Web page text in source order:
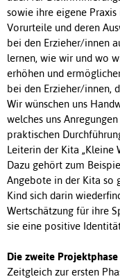
sowie ihre eigene
Vorurteile und deren
bei den Erzieher/innen
lernen, wie wir und wo
erhöhen und
bei den Erzieher/innen,
Wir wünschen uns
welches uns
praktischen
Leiterin der Kita „Kleine
Dazu gehört zum
Angebote in der Kita so
Kind sich darin
Wertschätzung für ihre
sie eine positive
Die zweite Projektphase
Zeitgleich zur ersten